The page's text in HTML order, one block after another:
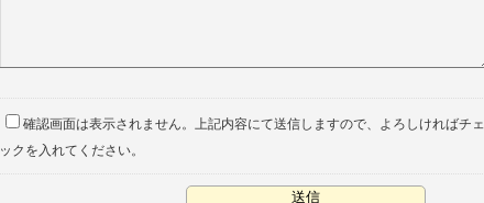
確認画面は表示されません。上記内容にて送信しますので、よろしければチェ
ックを入れてください。